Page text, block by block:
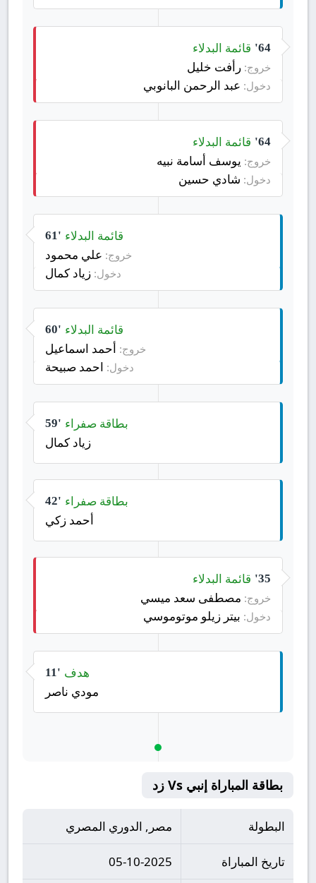
64' قائمة البدلاء
خروج: رأفت خليل
دخول: عبد الرحمن البانوبي
64' قائمة البدلاء
خروج: يوسف أسامة نبيه
دخول: شادي حسين
61' قائمة البدلاء
خروج: علي محمود
دخول: زياد كمال
60' قائمة البدلاء
خروج: أحمد اسماعيل
دخول: احمد صبيحة
59' بطاقة صفراء
زياد كمال
42' بطاقة صفراء
أحمد زكي
35' قائمة البدلاء
خروج: مصطفى سعد ميسي
دخول: بيتر زيلو موتوموسي
11' هدف
مودي ناصر
بطاقة المباراة إنبي Vs زد
البطولة مصر, الدوري المصري
تاريخ المباراة 05-10-2025